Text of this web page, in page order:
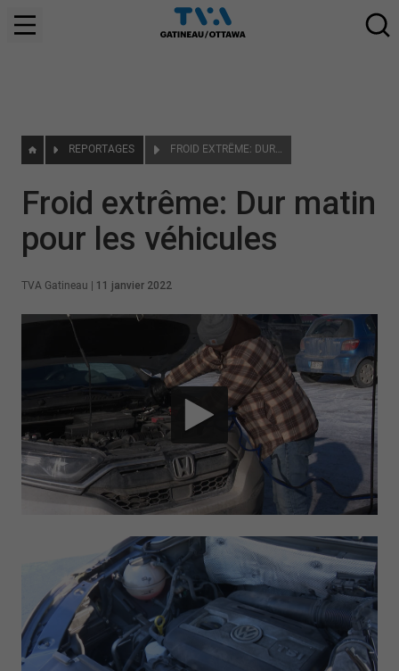
REPORTAGES FROID EXTRÊME: DUR MATIN POUR LES VÉHICULES
Froid extrême: Dur matin
pour les véhicules
TVA Gatineau 11 janvier 2022